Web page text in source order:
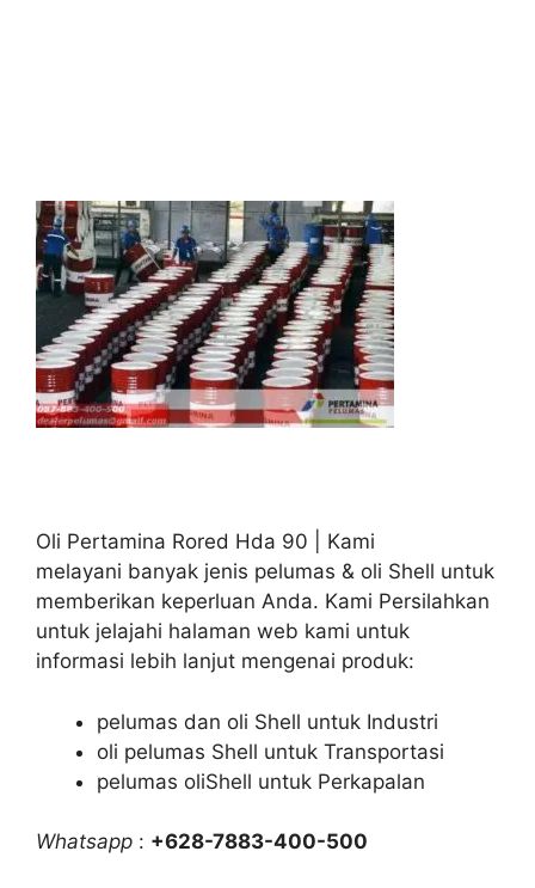
Oli Pertamina Rored Hda 90 | Kami
melayani banyak jenis pelumas & oli Shell untuk
memberikan keperluan Anda. Kami Persilahkan
untuk jelajahi halaman web kami untuk
informasi lebih lanjut mengenai produk:
pelumas dan oli Shell untuk Industri
oli pelumas Shell untuk Transportasi
pelumas oliShell untuk Perkapalan
Whatsapp : +628-7883-400-500